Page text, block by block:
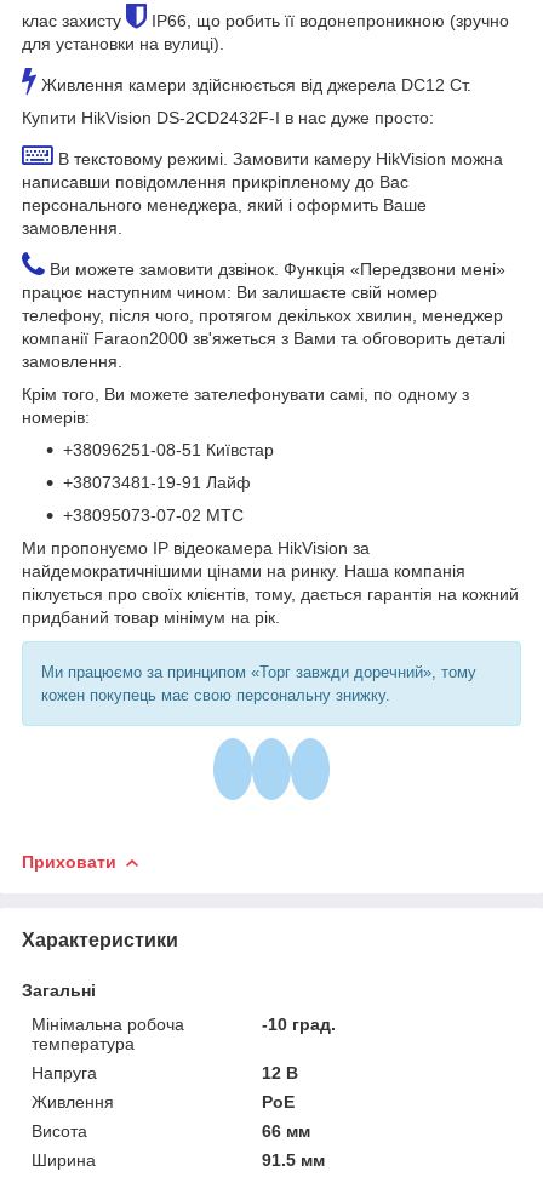
клас захисту
IP66, що робить її водонепроникною (зручно
для установки на вулиці).
Живлення камери здійснюється від джерела DC12 Ст.
Купити HikVision DS-2CD2432F-I в нас дуже просто:
В текстовому режимі. Замовити камеру HikVision можна
написавши повідомлення прикріпленому до Вас
персонального менеджера, який і оформить Ваше
замовлення.
Ви можете замовити дзвінок. Функція «Передзвони мені»
працює наступним чином: Ви залишаєте свій номер
телефону, після чого, протягом декількох хвилин, менеджер
компанії Faraon2000 зв'яжеться з Вами та обговорить деталі
замовлення.
Крім того, Ви можете зателефонувати самі, по одному з
номерів:
+38096251-08-51 Київстар
+38073481-19-91 Лайф
+38095073-07-02 МТС
Ми пропонуємо IP відеокамера HikVision за
найдемократичнішими цінами на ринку. Наша компанія
піклується про своїх клієнтів, тому, дається гарантія на кожний
придбаний товар мінімум на рік.
Ми працюємо за принципом «Торг завжди доречний», тому
кожен покупець має свою персональну знижку.
Приховати
Характеристики
Загальні
Мінімальна робоча
температура
-10 град.
Напруга
12 В
Живлення
PoE
Висота
66 мм
Ширина
91.5 мм